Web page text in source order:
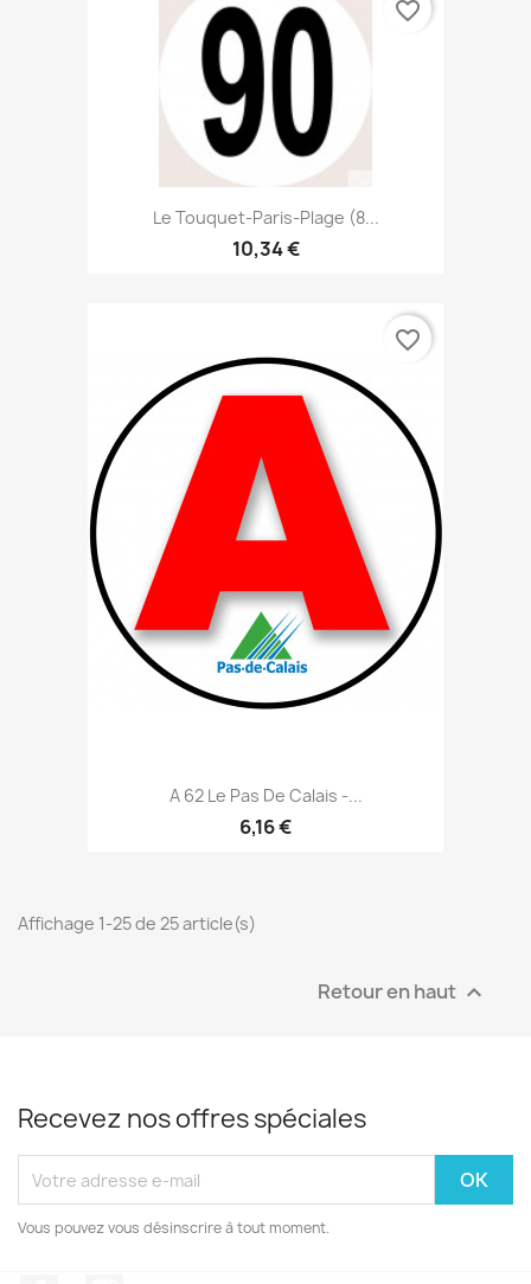
Le Touquet-Paris-Plage (8...
10,34 €
favorite_border
A 62 Le Pas De Calais -...
6,16 €
favorite_border
Affichage 1-25 de 25 article(s)
Retour en haut 
Recevez nos offres spéciales
Vous pouvez vous désinscrire à tout moment.